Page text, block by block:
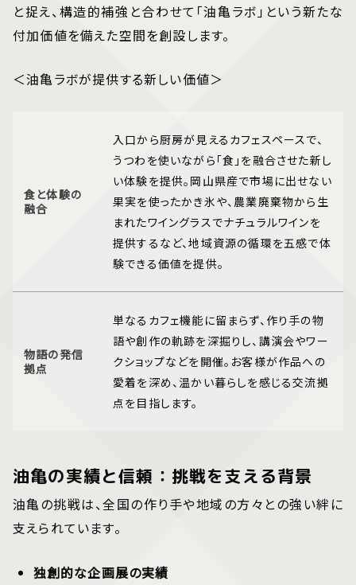
と捉え、構造的補強と合わせて「油亀ラボ」という新たな
付加価値を備えた空間を創設します。
＜油亀ラボが提供する新しい価値＞
食と体験の
融合
入口から厨房が見えるカフェスペースで、
うつわを使いながら「食」を融合させた新し
い体験を提供。岡山県産で市場に出せない
果実を使ったかき氷や、農業廃棄物から生
まれたワイングラスでナチュラルワインを
提供するなど、地域資源の循環を五感で体
験できる価値を提供。
物語の発信
拠点
単なるカフェ機能に留まらず、作り手の物
語や創作の軌跡を深掘りし、講演会やワー
クショップなどを開催。お客様が作品への
愛着を深め、温かい暮らしを感じる交流拠
点を目指します。
油亀の実績と信頼：挑戦を支える背景
油亀の挑戦は、全国の作り手や地域の方々との強い絆に
支えられています。
独創的な企画展の実績